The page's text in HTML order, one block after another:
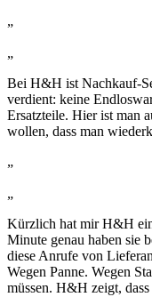
„
„
Bei H&H ist Nachkauf-
verdient: keine
Ersatzteile. Hier ist man
wollen, dass man
„
„
Kürzlich hat mir H&H
Minute genau haben sie
diese Anrufe von
Wegen Panne. Wegen
müssen. H&H zeigt, dass